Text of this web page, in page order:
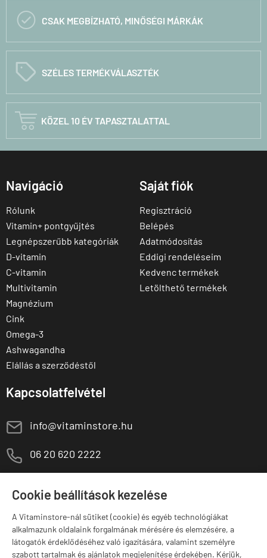
Cookie beállítások kezelése
A Vitaminstore-nál sütiket (cookie) és egyéb technológiákat
alkalmazunk oldalaink forgalmának mérésére és elemzésére, a
látogatók érdeklődéséhez való igazítására, valamint személyre
szabott tartalmak és ajánlatok megjelenítése érdekében. Kérjük,
 CSAK MEGBÍZHATÓ, MINŐSÉGI MÁRKÁK
C SZÉLES TERMÉKVÁLASZTÉK
 KÖZEL 10 ÉV TAPASZTALATTAL
Navigáció
Rólunk
Vitamin+ pontgyűjtés
Legnépszerűbb kategóriák
D-vitamin
C-vitamin
Multivitamin
Magnézium
Cink
Omega-3
Ashwagandha
Elállás a szerződéstől
Saját fiók
Regisztráció
Belépés
Adatmódosítás
Eddigi rendeléseim
Kedvenc termékek
Letölthető termékek
Kapcsolatfelvétel
E info@vitaminstore.hu
M 06 20 620 2222
Szugló u. 83-85.
Márkák